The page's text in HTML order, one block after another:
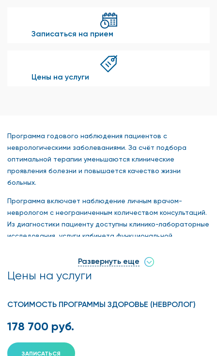
Записаться на прием
Цены на услуги
Программа годового наблюдения пациентов с
неврологическими заболеваниями. За счёт подбора
оптимальной терапии уменьшаются клинические
проявления болезни и повышается качество жизни
больных.
Программа включает наблюдение личным врачом-
неврологом с неограниченным количеством консультаций.
Из диагностики пациенту доступны клинико-лабораторные
исследования, услуги кабинета функциональной
ограничения по количеству услуг.
включённых в программу медицинских услуг, в том
специалистов центра
Развернуть еще
Цены на услуги
СТОИМОСТЬ ПРОГРАММЫ ЗДОРОВЬЕ (НЕВРОЛОГ)
178 700 руб.
ЗАПИСАТЬСЯ